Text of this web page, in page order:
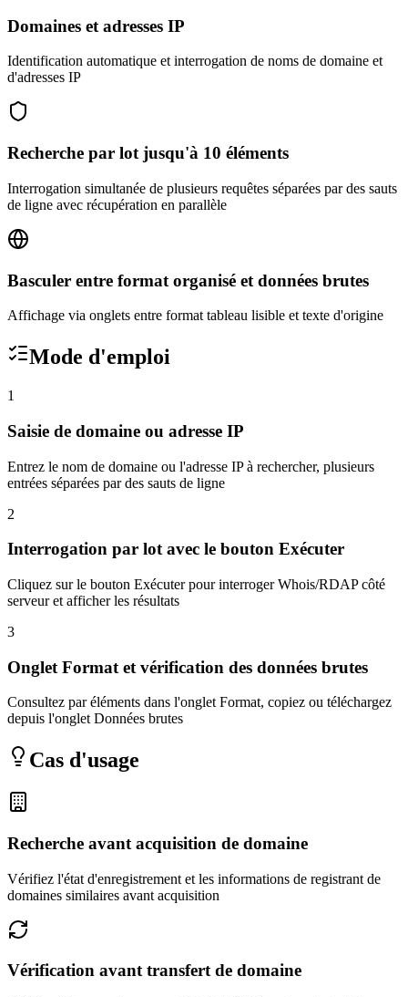
Domaines et adresses IP
Identification automatique et interrogation de noms de domaine et
d'adresses IP
Recherche par lot jusqu'à 10 éléments
Interrogation simultanée de plusieurs requêtes séparées par des sauts
de ligne avec récupération en parallèle
Basculer entre format organisé et données brutes
Affichage via onglets entre format tableau lisible et texte d'origine
Mode d'emploi
1
Saisie de domaine ou adresse IP
Entrez le nom de domaine ou l'adresse IP à rechercher, plusieurs
entrées séparées par des sauts de ligne
2
Interrogation par lot avec le bouton Exécuter
Cliquez sur le bouton Exécuter pour interroger Whois/RDAP côté
serveur et afficher les résultats
3
Onglet Format et vérification des données brutes
Consultez par éléments dans l'onglet Format, copiez ou téléchargez
depuis l'onglet Données brutes
Cas d'usage
Recherche avant acquisition de domaine
Vérifiez l'état d'enregistrement et les informations de registrant de
domaines similaires avant acquisition
Vérification avant transfert de domaine